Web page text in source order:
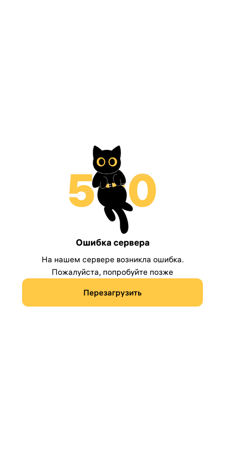
Ошибка сервера
На нашем сервере возникла ошибка.
Пожалуйста, попробуйте позже
Перезагрузить